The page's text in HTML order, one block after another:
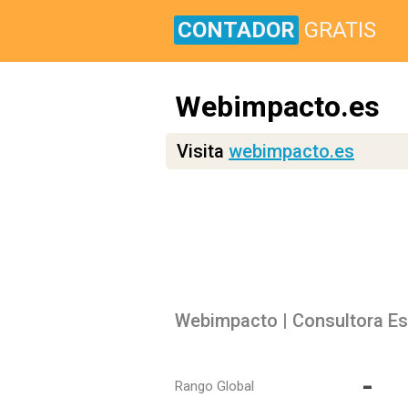
CONTADOR GRATIS
Webimpacto.es
Visita webimpacto.es
Webimpacto | Consultora
Rango Global -